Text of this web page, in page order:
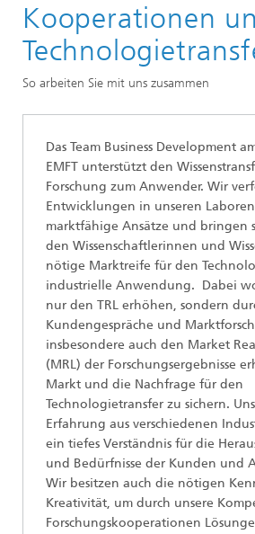
Kooperationen
So arbeiten Sie mit uns zusammen
Das Team Business Development
EMFT unterstützt den
Forschung zum Anwender. Wir
Entwicklungen in unseren
marktfähige Ansätze und bringen
den Wissenschaftlerinnen und
nötige Marktreife für den
industrielle Anwendung. Dabei
nur den TRL erhöhen, sondern
Kundengespräche und
insbesondere auch den Market
(MRL) der Forschungsergebnisse
Markt und die Nachfrage für den
Technologietransfer zu sichern.
Erfahrung aus verschiedenen
ein tiefes Verständnis für die
und Bedürfnisse der Kunden und
Wir besitzen auch die nötigen
Kreativität, um durch unsere
Forschungskooperationen